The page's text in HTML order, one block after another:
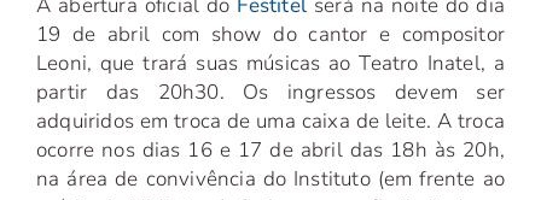
19 de abril com show do cantor e compositor
Leoni, que trará suas músicas ao Teatro Inatel, a
partir das 20h30. Os ingressos devem ser
adquiridos em troca de uma caixa de leite. A troca
ocorre nos dias 16 e 17 de abril das 18h às 20h,
na área de convivência do Instituto (em frente ao